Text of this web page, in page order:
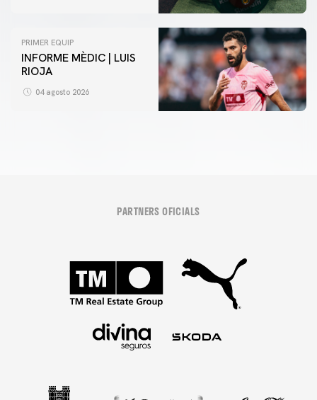
PRIMER EQUIP
INFORME MÈDIC | LUIS
RIOJA
04 agosto 2026
PARTNERS OFICIALS